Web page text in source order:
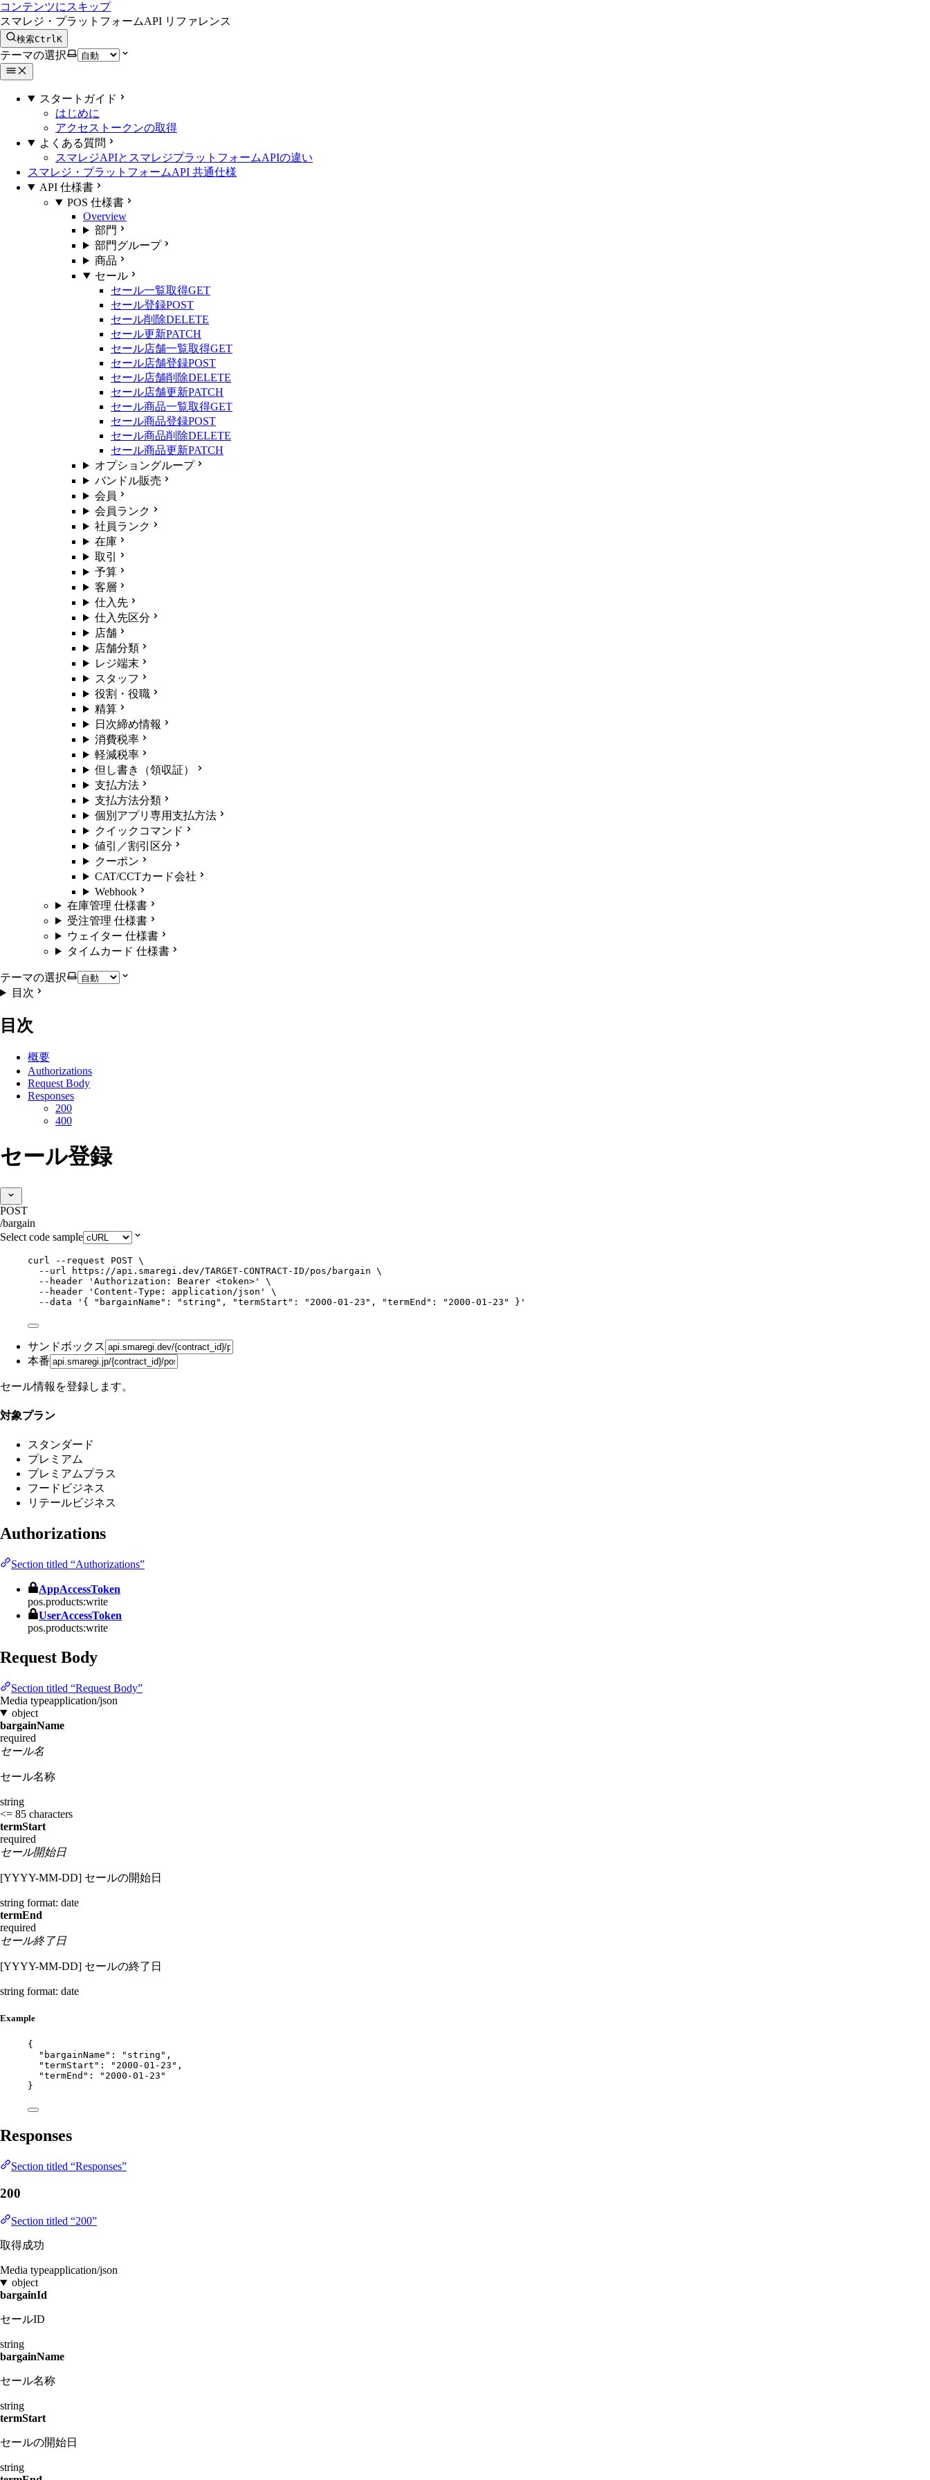
コンテンツにスキップ
スマレジ・プラットフォームAPI リファレンス
検索CtrlK
テーマの選択
スタートガイド
はじめに
アクセストークンの取得
よくある質問
スマレジAPIとスマレジプラットフォームAPIの違い
スマレジ・プラットフォームAPI 共通仕様
API 仕様書
POS 仕様書
Overview
部門
部門グループ
商品
セール
セール一覧取得GET
セール登録POST
セール削除DELETE
セール更新PATCH
セール店舗一覧取得GET
セール店舗登録POST
セール店舗削除DELETE
セール店舗更新PATCH
セール商品一覧取得GET
セール商品登録POST
セール商品削除DELETE
セール商品更新PATCH
オプショングループ
バンドル販売
会員
会員ランク
社員ランク
在庫
取引
予算
客層
仕入先
仕入先区分
店舗
店舗分類
レジ端末
スタッフ
役割・役職
精算
日次締め情報
消費税率
軽減税率
但し書き（領収証）
支払方法
支払方法分類
個別アプリ専用支払方法
クイックコマンド
値引／割引区分
クーポン
CAT/CCTカード会社
Webhook
在庫管理 仕様書
受注管理 仕様書
ウェイター 仕様書
タイムカード 仕様書
テーマの選択
目次
目次
概要
Authorizations
Request Body
Responses
200
400
セール登録
POST
/bargain
Select code sample
curl --request POST \
--url
https://api.smaregi.dev/TARGET-CONTRACT-ID/pos/bargain \
--header
' Authorization: Bearer <token> '
\
--header
' Content-Type: application/json '
\
--data
' { "bargainName": "string", "termStart": "2000-01-23", "termEnd": "2000-01-23" } '
サンドボックス
本番
セール情報を登録します。
対象プラン
スタンダード
プレミアム
プレミアムプラス
フードビジネス
リテールビジネス
Authorizations
Section titled “Authorizations”
AppAccessToken
pos.products:write
UserAccessToken
pos.products:write
Request Body
Section titled “Request Body”
Media typeapplication/json
object
bargainName
required
セール名
セール名称
string
<= 85 characters
termStart
required
セール開始日
[YYYY-MM-DD] セールの開始日
string format: date
termEnd
required
セール終了日
[YYYY-MM-DD] セールの終了日
string format: date
Example
{
"bargainName" : " string " ,
"termStart" : " 2000-01-23 " ,
"termEnd" : " 2000-01-23 "
}
Responses
Section titled “Responses”
200
Section titled “200”
取得成功
Media typeapplication/json
object
bargainId
セールID
string
bargainName
セール名称
string
termStart
セールの開始日
string